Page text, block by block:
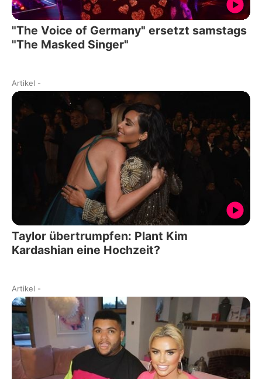
"The Voice of Germany" ersetzt samstags
"The Masked Singer"
Artikel -
Taylor übertrumpfen: Plant Kim
Kardashian eine Hochzeit?
Artikel -